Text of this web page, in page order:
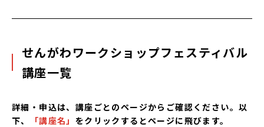
せんがわワークショップフェスティバル
講座一覧
詳細・申込は、講座ごとのページからご確認ください。以
下、
「講座名」 をクリックするとページに飛びます。